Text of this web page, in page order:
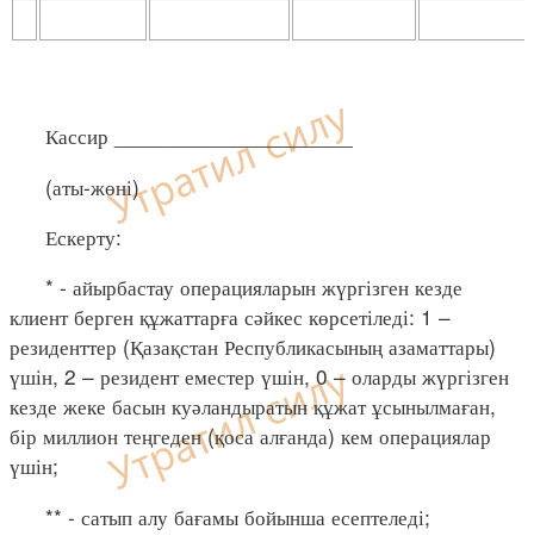
Кассир ____________________
(аты-жөні)
Ескерту:
* - айырбастау операцияларын жүргізген кезде
клиент берген құжаттарға сәйкес көрсетіледі: 1 –
резиденттер (Қазақстан Республикасының азаматтары)
үшін, 2 – резидент еместер үшін, 0 – оларды жүргізген
кезде жеке басын куәландыратын құжат ұсынылмаған,
бір миллион теңгеден (қоса алғанда) кем операциялар
үшін;
** - сатып алу бағамы бойынша есептеледі;